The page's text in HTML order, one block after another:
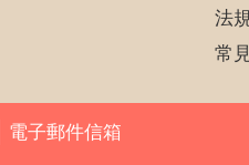
法
常
電子郵件信箱